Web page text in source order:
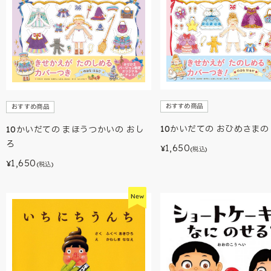
おすすめ商品
10かいだての まほうつかいの おし
ろ
¥1,650 (税込)
おすすめ商品
10かいだての おひめさま
¥1,650(税込)